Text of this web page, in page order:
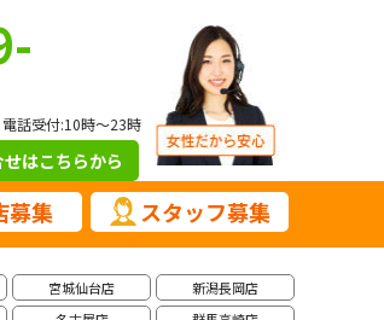
話受付:10時～23時
せはこちらから
募集 スタッフ募集
宮城仙台店
新潟長岡店